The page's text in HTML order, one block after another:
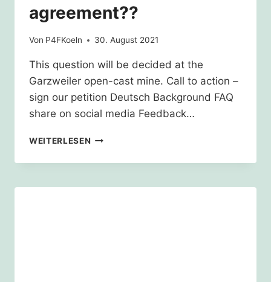
agreement??
Von P4FKoeln 30. August 2021
This question will be decided at the
Garzweiler open-cast mine. Call to action –
sign our petition Deutsch Background FAQ
share on social media Feedback…
WEITERLESEN SHOULD
COMPLY
THE